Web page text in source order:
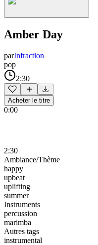
Amber Day
parInfraction
pop
2:30
Acheter le titre
0:00
2:30
Ambiance/Thème
happy
upbeat
uplifting
summer
Instruments
percussion
marimba
Autres tags
instrumental